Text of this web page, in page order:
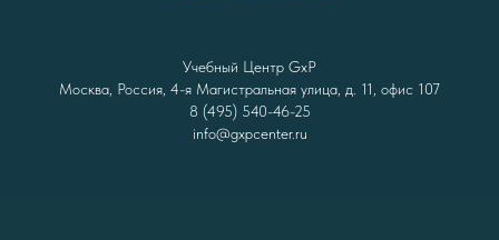
Учебный Центр GxP
Москва, Россия, 4-я Магистральная улица, д. 11, офис 107
8 (495) 540-46-25
info@gxpcenter.ru